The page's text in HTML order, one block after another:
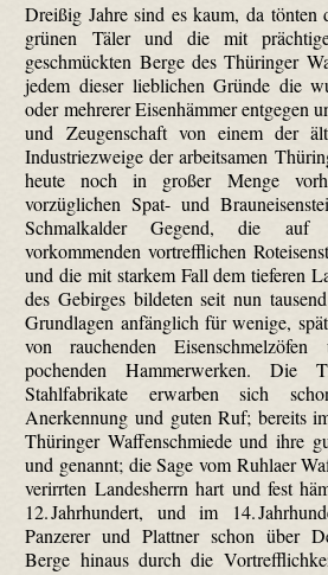
Dreißig Jahre sind es kaum, da tönten
grünen Täler und die mit
geschmückten Berge des Thüringer
jedem dieser lieblichen Gründe die
oder mehrerer Eisenhämmer entgegen
und Zeugenschaft von einem der
Industriezweige der arbeitsamen
heute noch in großer Menge
vorzüglichen Spat- und
Schmal­kalder Gegend, die
vorkommenden vortrefflichen
und die mit starkem Fall dem tieferen
des Gebirges bildeten seit nun
Grundlagen anfänglich für wenige,
von rauchenden
pochenden Hammerwerken. Die
Stahlfabrikate erwarben sich
Anerkennung und guten Ruf; bereits
Thüringer Waffenschmiede und ihre
und genannt; die Sage vom Ruhlaer
verirrten Landesherrn hart und fest
12. Jahrhundert, und im 14.
Panzerer und Plattner schon über
Berge hinaus durch die